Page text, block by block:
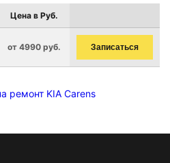
Цена в Руб.
от 4990 руб. Записаться
ремонт KIA Carens